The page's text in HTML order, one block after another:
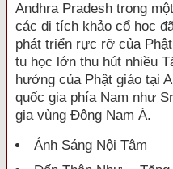
Andhra Pradesh trong
các di tích khảo cổ học
phát triển rực rỡ của
tu học lớn thu hút nhiều
hưởng của Phật giáo tại
quốc gia phía Nam như
gia vùng Đông Nam Á.
Ánh Sáng Nội Tâm